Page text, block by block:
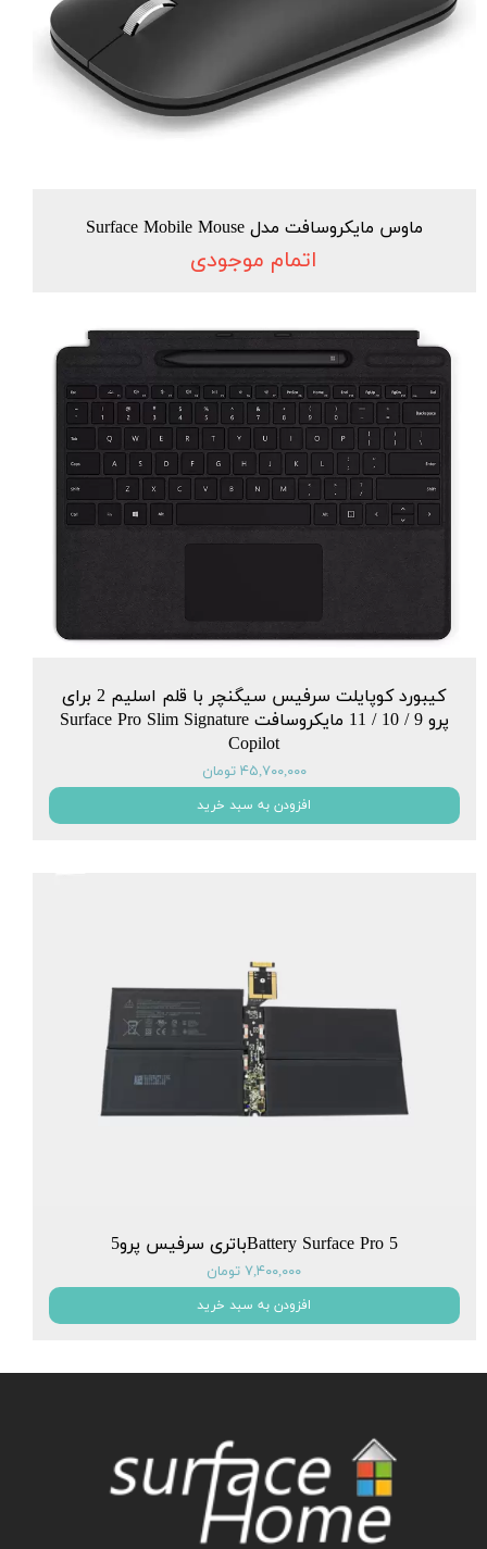
ماوس مایکروسافت مدل Surface Mobile Mouse
اتمام موجودی
کیبورد کوپایلت سرفیس سیگنچر با قلم اسلیم 2 برای
پرو 9 / 10 / 11 مایکروسافت Surface Pro Slim Signature
Copilot
۴۵,۷۰۰,۰۰۰ تومان
افزودن به سبد خرید
Battery Surface Pro 5باتری سرفیس پرو5
۷,۴۰۰,۰۰۰ تومان
افزودن به سبد خرید